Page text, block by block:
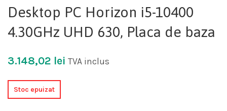
Desktop PC Horizon i5-10400
4.30GHz UHD 630, Placa de baza
3.148,02 lei TVA inclus
Stoc epuizat